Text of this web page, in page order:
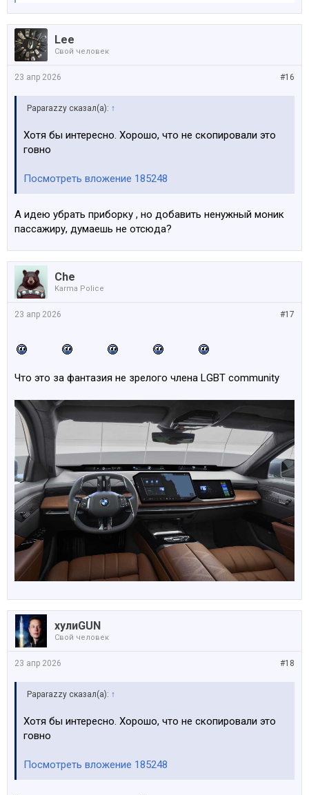
Lee
Свой человек
#16
23 апр 2026
Paparazzy сказал(а): ↑
Хотя бы интересно. Хорошо, что не скопировали это
говно
Посмотреть вложение 185248
А идею убрать приборку , но добавить ненужный моник
пассажиру, думаешь не отсюда?
Che
Karma Police
#17
23 апр 2026
Что это за фантазия не зрелого члена LGBT community
хулиGUN
Свой человек
#18
23 апр 2026
Paparazzy сказал(а): ↑
Хотя бы интересно. Хорошо, что не скопировали это
говно
Посмотреть вложение 185248